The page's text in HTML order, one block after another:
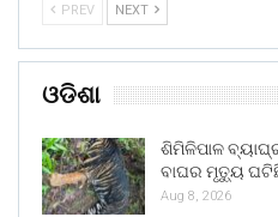
PREV NEXT
ଓଡିଶା
ଶିମିଳିପାଳ
ବାଘର ମୃତ୍ୟୁ
Aug 8, 2026